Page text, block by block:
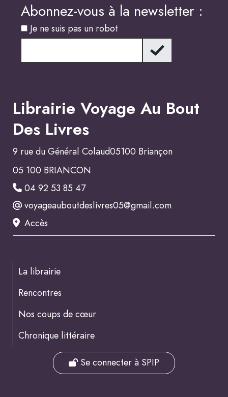
Abonnez-vous à la newsletter :
Je ne suis pas un robot
Librairie Voyage Au Bout
Des Livres
9 rue du Général Colaud05100 Briançon
05 100 BRIANCON
04 92 53 85 47
voyageauboutdeslivres05@gmail.com
Accès
La librairie
Rencontres
Nos coups de cœur
Chronique littéraire
Se connecter à SPIP